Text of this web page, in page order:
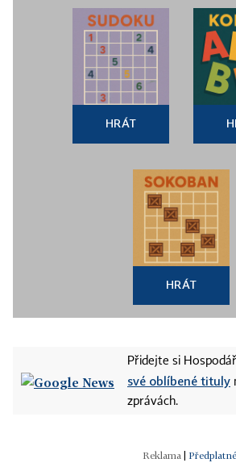
HRÁT
HRÁT
Přidejte si
své oblíbené tituly
zprávách.